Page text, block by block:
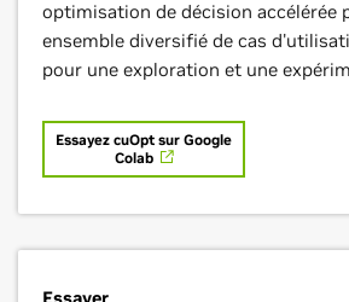
Regardez comment BMW optimise sa logistique
cuOpt et Omniverse
optimisation de décision accélérée
ensemble diversifié de cas
pour une exploration et une
Essayez cuOpt sur Google
Colab